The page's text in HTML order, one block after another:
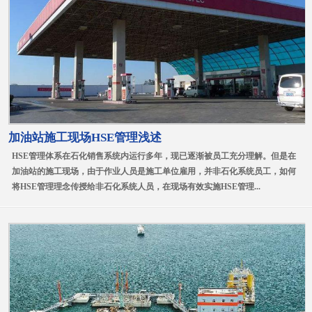
加油站施工现场HSE管理浅述
HSE管理体系在石化销售系统内运行多年，现已逐渐被员工充分理解。但是在
加油站的施工现场，由于作业人员是施工单位雇用，并非石化系统员工，如何
将HSE管理理念传授给非石化系统人员，在现场有效实施HSE管理...